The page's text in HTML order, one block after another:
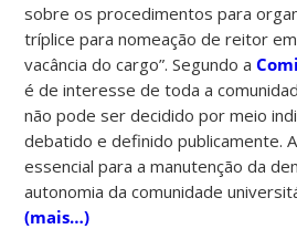
sobre os procedimentos para
tríplice para nomeação de reitor
vacância do cargo”. Segundo a
é de interesse de toda a
não pode ser decidido por meio
debatido e definido publicamente.
essencial para a manutenção da
autonomia da comunidade
(mais…)